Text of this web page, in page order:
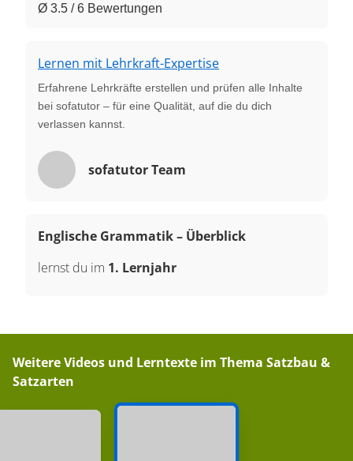
Ø 3.5 / 6 Bewertungen
Lernen mit Lehrkraft-Expertise
Erfahrene Lehrkräfte erstellen und prüfen alle Inhalte
bei sofatutor – für eine Qualität, auf die du dich
verlassen kannst.
sofatutor Team
Englische Grammatik – Überblick
lernst du im 1. Lernjahr
Weitere Videos und Lerntexte im Thema Satzbau &
Satzarten